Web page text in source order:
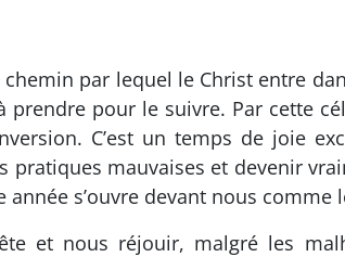
par lequel le Christ entre
prendre pour le suivre. Par cette
C’est un temps de joie
pratiques mauvaises et devenir
s’ouvre devant nous
et nous réjouir, malgré les